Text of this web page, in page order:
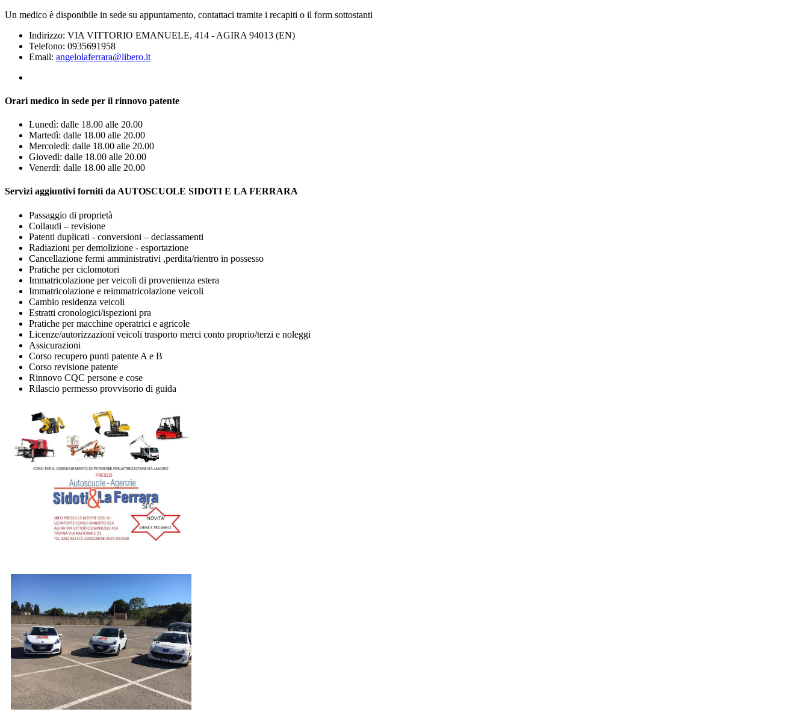
Un medico è disponibile in sede su appuntamento, contattaci tramite i recapiti o il form sottostanti
Indirizzo: VIA VITTORIO EMANUELE, 414 - AGIRA 94013 (EN)
Telefono: 0935691958
Email: angelolaferrara@libero.it
Orari medico in sede per il rinnovo patente
Lunedì: dalle 18.00 alle 20.00
Martedì: dalle 18.00 alle 20.00
Mercoledì: dalle 18.00 alle 20.00
Giovedì: dalle 18.00 alle 20.00
Venerdì: dalle 18.00 alle 20.00
Servizi aggiuntivi forniti da AUTOSCUOLE SIDOTI E LA FERRARA
Passaggio di proprietà
Collaudi – revisione
Patenti duplicati - conversioni – declassamenti
Radiazioni per demolizione - esportazione
Cancellazione fermi amministrativi ,perdita/rientro in possesso
Pratiche per ciclomotori
Immatricolazione per veicoli di provenienza estera
Immatricolazione e reimmatricolazione veicoli
Cambio residenza veicoli
Estratti cronologici/ispezioni pra
Pratiche per macchine operatrici e agricole
Licenze/autorizzazioni veicoli trasporto merci conto proprio/terzi e noleggi
Assicurazioni
Corso recupero punti patente A e B
Corso revisione patente
Rinnovo CQC persone e cose
Rilascio permesso provvisorio di guida